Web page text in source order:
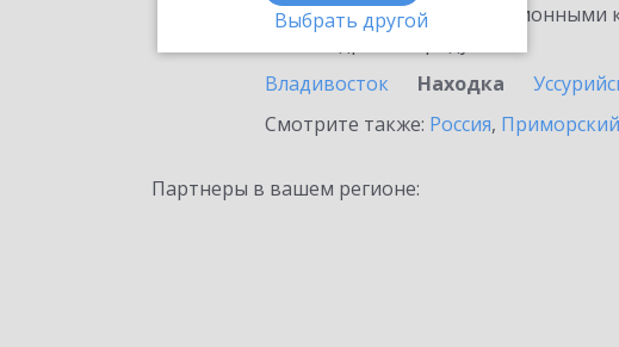
Выбрать другой
Ознакомьтесь с информационными
Владивосток
Находка
Смотрите также: Россия,
Партнеры в вашем регионе: